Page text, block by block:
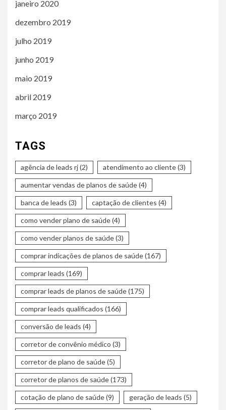
janeiro 2020
dezembro 2019
julho 2019
junho 2019
maio 2019
abril 2019
março 2019
TAGS
agência de leads rj(2) atendimento ao cliente(3)
aumentar vendas de planos de saúde(4)
banca de leads (3) captação de clientes (4)
como vender plano de saúde(4)
como vender planos de saúde(3)
comprar indicações de planos de saúde(167)
comprar leads (169)
comprar leads de planos de saúde(175)
comprar leads qualificados (166)
conversão de leads (4)
corretor de convênio médico (3)
corretor de plano de saúde(5)
corretor de planos de saúde(173)
cotação de plano de saúde(9) geração de leads (5)